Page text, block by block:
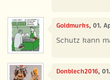
Goldmurks, 01.
Schutz kann
Donblech2016,